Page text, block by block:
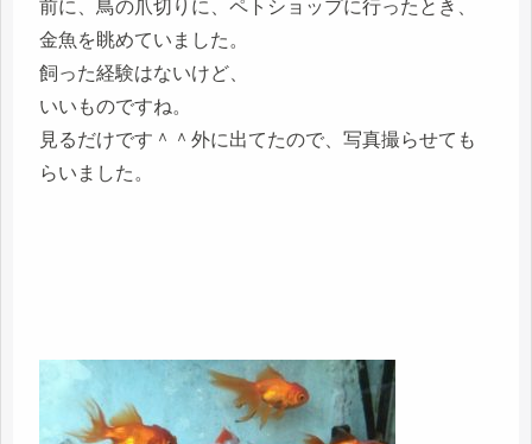
前に、鳥の爪切りに、ペトショップに行ったとき、
金魚を眺めていました。
飼った経験はないけど、
いいものですね。
見るだけです＾＾外に出てたので、写真撮らせても
らいました。